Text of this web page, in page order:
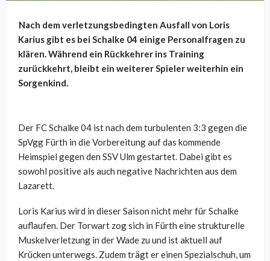
Nach dem verletzungsbedingten Ausfall von Loris
Karius gibt es bei Schalke 04 einige Personalfragen zu
klären. Während ein Rückkehrer ins Training
zurückkehrt, bleibt ein weiterer Spieler weiterhin ein
Sorgenkind.
Der FC Schalke 04 ist nach dem turbulenten 3:3 gegen die
SpVgg Fürth in die Vorbereitung auf das kommende
Heimspiel gegen den SSV Ulm gestartet. Dabei gibt es
sowohl positive als auch negative Nachrichten aus dem
Lazarett.
Loris Karius wird in dieser Saison nicht mehr für Schalke
auflaufen. Der Torwart zog sich in Fürth eine strukturelle
Muskelverletzung in der Wade zu und ist aktuell auf
Krücken unterwegs. Zudem trägt er einen Spezialschuh, um